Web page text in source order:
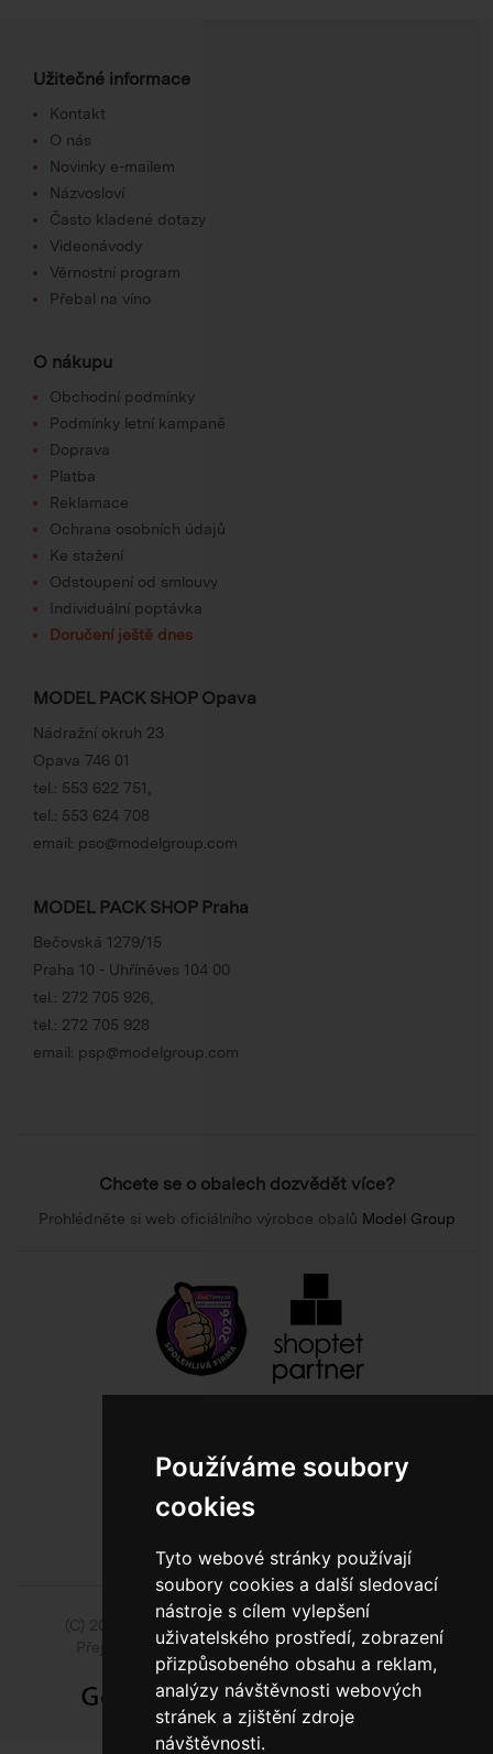
Používáme soubory
cookies
Tyto webové stránky používají
soubory cookies a další sledovací
nástroje s cílem vylepšení
uživatelského prostředí, zobrazení
přizpůsobeného obsahu a reklam,
analýzy návštěvnosti webových
stránek a zjištění zdroje
návštěvnosti.
Užitečné informace
Kontakt
O nás
Novinky e-mailem
Názvosloví
Často kladené dotazy
Videonávody
Věrnostní program
Přebal na víno
O nákupu
Obchodní podmínky
Podmínky letní kampaně
Doprava
Platba
Reklamace
Ochrana osobních údajů
Ke stažení
Odstoupení od smlouvy
Individuální poptávka
Doručení ještě dnes
MODEL PACK SHOP Opava
Nádražní okruh 23
Opava 746 01
tel.: 553 622 751
tel.: 553 624 708
email: pso@modelgroup.com
MODEL PACK SHOP Praha
Bečovská 1279/15
Praha 10 - Uhříněves 104 00
tel.: 272 705 926
tel.: 272 705 928
email: psp@modelgroup.com
Chcete se o obalech dozvědět více?
Prohlédněte si web oficiálního výrobce obalů Model Group
BEZPLATNÁ INFOLINKA
(C) 2014 - 2026 Model Obaly a.s., ISSA CZECH s.r.o.
Přejít na slovenskou pobočku Model Pack Shop